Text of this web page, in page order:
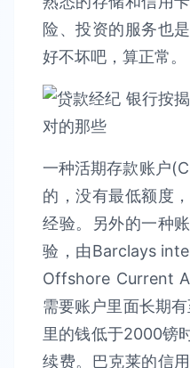
险、投资的服务也
好不坏吧，算正常。
一种活期存款账户
的，没有最低额度
经验。另外的一种
验，由Barclays
Offshore Current
需要账户里面长期
里的钱低于2000镑
续费。巴克莱的信